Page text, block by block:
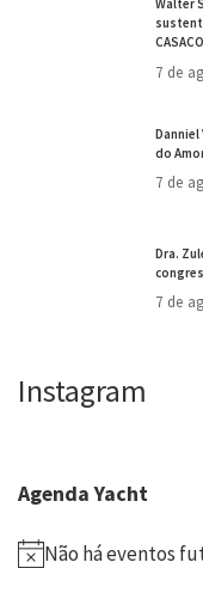
Walter
7 de
Danniel
do
7 de
Dra.
7 de
Instagram
Agenda Yacht
Não há eventos